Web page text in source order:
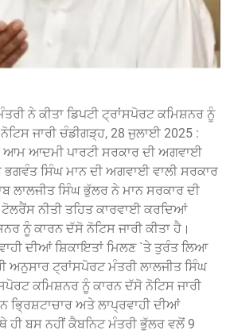
ਨੇ ਕੀਤਾ ਡਿਪਟੀ ਟ੍ਰਾਂਸਪੋਰਟ ਕਮਿਸ਼ਨਰ ਨੂੰ
ਜਾਰੀ ਚੰਡੀਗੜ੍ਹ, 28 ਜੁਲਾਈ 2025 :
ਆਮ ਆਦਮੀ ਪਾਰਟੀ ਸਰਕਾਰ ਦੀ ਅਗਵਾਈ
ਸਿੰਘ ਮਾਨ ਦੀ ਅਗਵਾਈ ਵਾਲੀ ਸਰਕਾਰ
ਲਾਲਜੀਤ ਸਿੰਘ ਭੁੱਲਰ ਨੇ ਮਾਨ ਸਰਕਾਰ ਦੀ
ਟੋਲਰੈਂਸ ਨੀਤੀ ਤਹਿਤ ਕਾਰਵਾਈ ਕਰਦਿਆਂ
ਨੂੰ ਕਾਰਨ ਦੱਸੋ ਨੋਟਿਸ ਜਾਰੀ ਕੀਤਾ ਹੈ।
ਦੀਆਂ ਸ਼ਿਕਾਇਤਾਂ ਮਿਲਣ `ਤੇ ਤੁਰੰਤ ਲਿਆ
ਅਨੁਸਾਰ ਟ੍ਰਾਂਸਪੋਰਟ ਮੰਤਰੀ ਲਾਲਜੀਤ ਸਿੰਘ
ਕਮਿਸ਼ਨਰ ਨੂੰ ਕਾਰਨ ਦੱਸੋ ਨੋਟਿਸ ਜਾਰੀ
ਭ੍ਰਿਸ਼ਟਾਚਾਰ ਅਤੇ ਲਾਪ੍ਰਵਾਹੀ ਦੀਆਂ
ਹੀ ਬਸ ਨਹੀਂ ਕੈਬਨਿਟ ਮੰਤਰੀ ਭੁੱਲਰ ਵਲੋਂ 9